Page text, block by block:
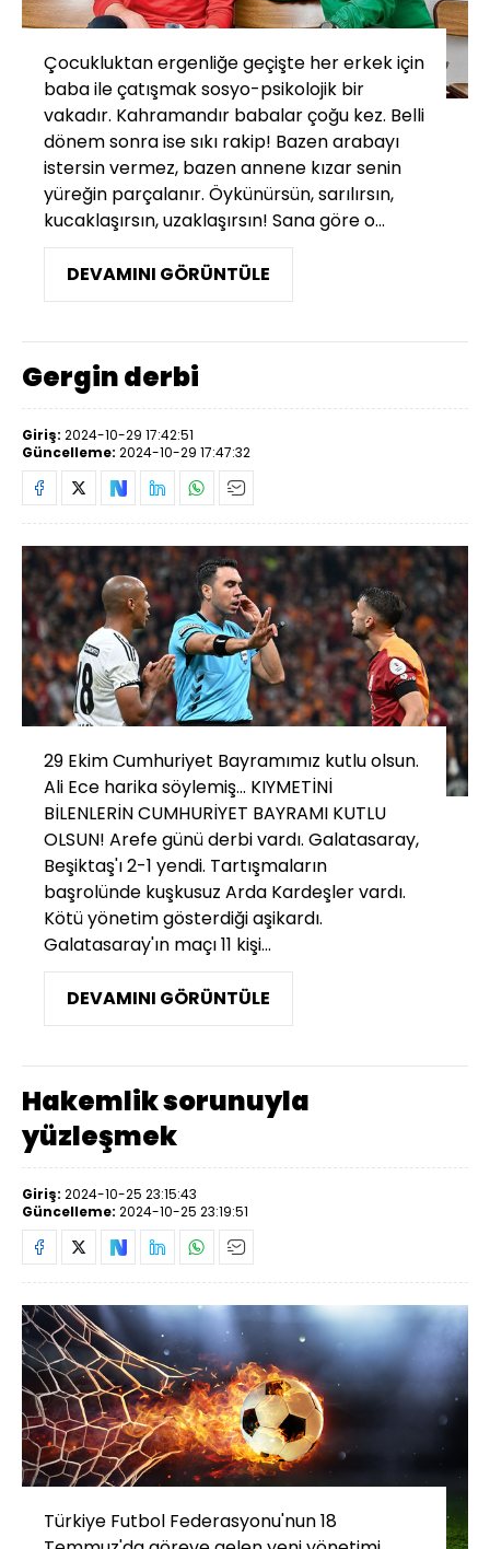
Çocukluktan ergenliğe geçişte her erkek için
baba ile çatışmak sosyo-psikolojik bir
vakadır. Kahramandır babalar çoğu kez. Belli
dönem sonra ise sıkı rakip! Bazen arabayı
istersin vermez, bazen annene kızar senin
yüreğin parçalanır. Öykünürsün, sarılırsın,
kucaklaşırsın, uzaklaşırsın! Sana göre o...
DEVAMINI GÖRÜNTÜLE
Gergin derbi
Giriş: 2024-10-29 17:42:51
Güncelleme: 2024-10-29 17:47:32
29 Ekim Cumhuriyet Bayramımız kutlu olsun.
Ali Ece harika söylemiş... KIYMETİNİ
BİLENLERİN CUMHURİYET BAYRAMI KUTLU
OLSUN! Arefe günü derbi vardı. Galatasaray,
Beşiktaş'ı 2-1 yendi. Tartışmaların
başrolünde kuşkusuz Arda Kardeşler vardı.
Kötü yönetim gösterdiği aşikardı.
Galatasaray'ın maçı 11 kişi...
DEVAMINI GÖRÜNTÜLE
Hakemlik sorunuyla
yüzleşmek
Giriş: 2024-10-25 23:15:43
Güncelleme: 2024-10-25 23:19:51
Türkiye Futbol Federasyonu'nun 18